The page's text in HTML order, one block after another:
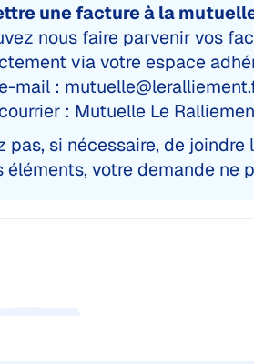
une facture à la
nous faire parvenir vos
via votre espace
mail :
: Mutuelle Le
pas, si nécessaire, de
éléments, votre demande ne